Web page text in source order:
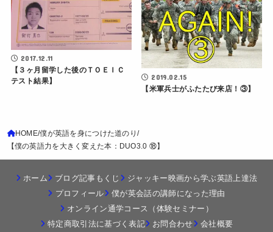
2017.12.11
【３ヶ月留学した後のＴＯＥＩＣ
テスト結果】
2019.02.15
【米軍兵士がふたたび来店！③】
HOME 僕が英語を身につけた道のり
【僕の英語力を大きく変えた本：DUO3.0 ⑱】
ホーム ブログ記事もくじ
ジャッキー映画から学ぶ英語上達法
プロフィール
僕が英会話の講師になった理由
オンライン通学コース（体験セミナー）
特定商取引法に基づく表記
お問合わせ 会社概要